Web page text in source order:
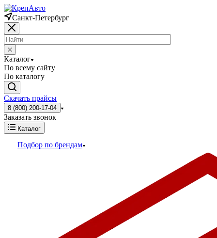
Санкт-Петербург
Каталог
По всему сайту
По каталогу
Скачать прайсы
8 (800) 200-17-04
Заказать звонок
Каталог
Подбор по брендам